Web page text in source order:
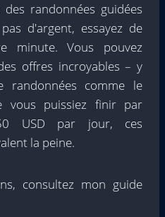
randonnées guidées
d'argent, essayez de
minute. Vous pouvez
offres incroyables – y
randonnées comme le
vous puissiez finir par
USD par jour, ces
la peine.
consultez mon guide